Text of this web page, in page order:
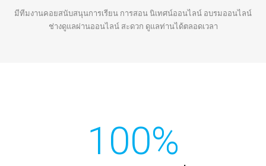
มีทีมงานคอยสนับสนุนการเรียน การสอน นิเทศน์ออนไลน์ อบรมออนไลน์
ช่างดูแลผ่านออนไลน์ สะดวก ดูแลท่านได้ตลอดเวลา
100%